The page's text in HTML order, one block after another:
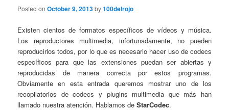
Posted onOctober 9, 2013by100delrojo
Existen cientos de formatos específicos de vídeos y música.
Los reproductores multimedia, infortunadamente, no pueden
reproducirlos todos, por lo que es necesario hacer uso de codecs
específicos para que las extensiones puedan ser abiertas y
reproducidas de manera correcta por estos programas.
Obviamente en esta entrada queremos mostrar uno de los
recopilatorios de codecs y plugins multimedia que más han
llamado nuestra atención. Hablamos deStarCodec.